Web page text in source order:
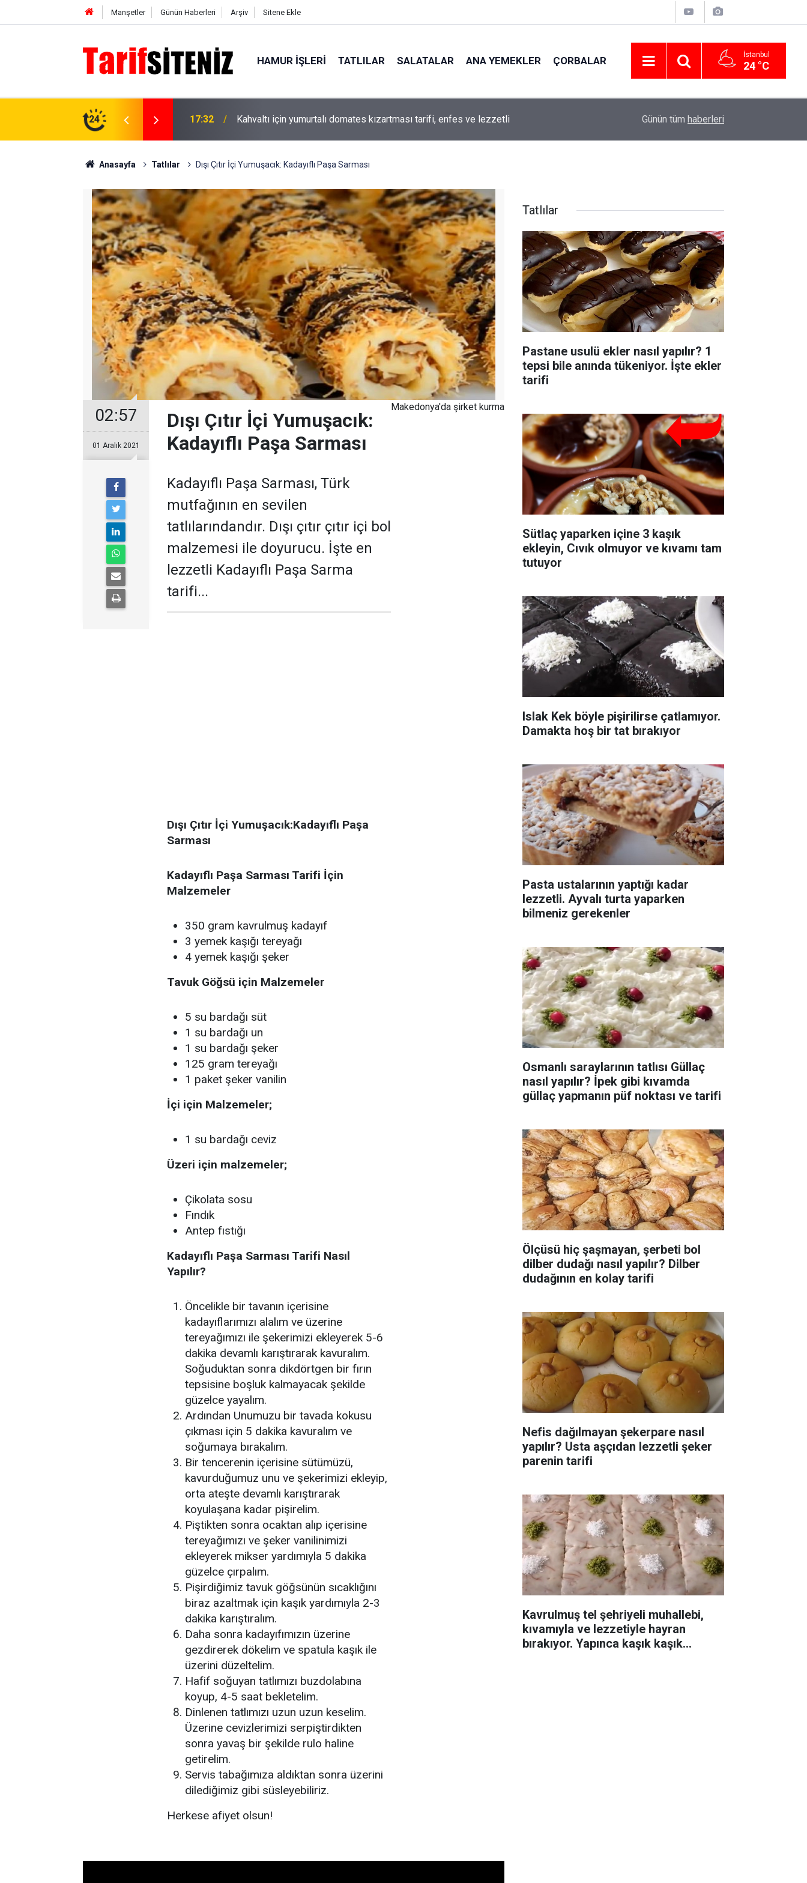
Manşetler Günün Haberleri Arşiv Sitene Ekle
HAMUR İŞLERI TATLILAR SALATALAR ANA YEMEKLER ÇORBALAR İstanbul
24 °C
24
tarifi, enfes ve lezzetli 00:07 Makedonya'da oturum izni almak artık çok kolay Terbiyeli Ispanak çorbası tarifi; Deneyen
Günün tüm haberleri
Anasayfa Tatlılar Dışı Çıtır İçi Yumuşacık: Kadayıflı Paşa Sarması
02:57
01 Aralık 2021
Dışı Çıtır İçi Yumuşacık:
Kadayıflı Paşa Sarması
Kadayıflı Paşa Sarması, Türk
mutfağının en sevilen
tatlılarındandır. Dışı çıtır çıtır içi bol
malzemesi ile doyurucu. İşte en
lezzetli Kadayıflı Paşa Sarma
tarifi...
Dışı Çıtır İçi Yumuşacık:Kadayıflı Paşa
Sarması
Kadayıflı Paşa Sarması Tarifi İçin
Malzemeler
350 gram kavrulmuş kadayıf
3 yemek kaşığı tereyağı
4 yemek kaşığı şeker
Tavuk Göğsü için Malzemeler
5 su bardağı süt
1 su bardağı un
1 su bardağı şeker
125 gram tereyağı
1 paket şeker vanilin
İçi için Malzemeler;
1 su bardağı ceviz
Üzeri için malzemeler;
Çikolata sosu
Fındık
Antep fıstığı
Kadayıflı Paşa Sarması Tarifi Nasıl
Yapılır?
Öncelikle bir tavanın içerisine
kadayıflarımızı alalım ve üzerine
tereyağımızı ile şekerimizi ekleyerek 5-6
dakika devamlı karıştırarak kavuralım.
Soğuduktan sonra dikdörtgen bir fırın
tepsisine boşluk kalmayacak şekilde
güzelce yayalım.
Ardından Unumuzu bir tavada kokusu
çıkması için 5 dakika kavuralım ve
soğumaya bırakalım.
Bir tencerenin içerisine sütümüzü,
kavurduğumuz unu ve şekerimizi ekleyip,
orta ateşte devamlı karıştırarak
koyulaşana kadar pişirelim.
Piştikten sonra ocaktan alıp içerisine
tereyağımızı ve şeker vanilinimizi
ekleyerek mikser yardımıyla 5 dakika
güzelce çırpalım.
Pişirdiğimiz tavuk göğsünün sıcaklığını
biraz azaltmak için kaşık yardımıyla 2-3
dakika karıştıralım.
Daha sonra kadayıfımızın üzerine
gezdirerek dökelim ve spatula kaşık ile
üzerini düzeltelim.
Hafif soğuyan tatlımızı buzdolabına
koyup, 4-5 saat bekletelim.
Dinlenen tatlımızı uzun uzun keselim.
Üzerine cevizlerimizi serpiştirdikten
sonra yavaş bir şekilde rulo haline
getirelim.
Servis tabağımıza aldıktan sonra üzerini
dilediğimiz gibi süsleyebiliriz.
Herkese afiyet olsun!
Makedonya'da şirket kurma
Tatlılar
Pastane usulü ekler nasıl yapılır? 1
tepsi bile anında tükeniyor. İşte ekler
tarifi
Sütlaç yaparken içine 3 kaşık
ekleyin, Cıvık olmuyor ve kıvamı tam
tutuyor
Islak Kek böyle pişirilirse çatlamıyor.
Damakta hoş bir tat bırakıyor
Pasta ustalarının yaptığı kadar
lezzetli. Ayvalı turta yaparken
bilmeniz gerekenler
Osmanlı saraylarının tatlısı Güllaç
nasıl yapılır? İpek gibi kıvamda
güllaç yapmanın püf noktası ve tarifi
Ölçüsü hiç şaşmayan, şerbeti bol
dilber dudağı nasıl yapılır? Dilber
dudağının en kolay tarifi
Nefis dağılmayan şekerpare nasıl
yapılır? Usta aşçıdan lezzetli şeker
parenin tarifi
Kavrulmuş tel şehriyeli muhallebi,
kıvamıyla ve lezzetiyle hayran
bırakıyor. Yapınca kaşık kaşık